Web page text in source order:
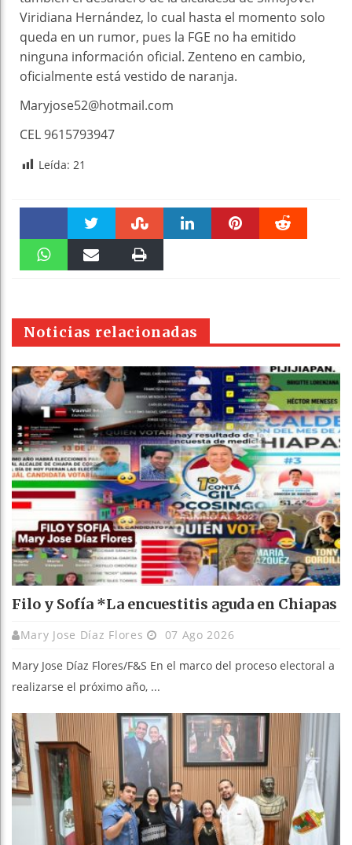
Viridiana Hernández, lo cual hasta el momento solo
queda en un rumor, pues la FGE no ha emitido
ninguna información oficial. Zenteno en cambio,
oficialmente está vestido de naranja.
Maryjose52@hotmail.com
CEL 9615793947
Leída: 21
Faceboo Twitter Stumble
pt
Noticias relacionadas
Filo y Sofía *La encuestitis aguda en Chiapas
Mary Jose Díaz Flores 07 Ago 2026
Mary Jose Díaz Flores/F&S En el marco del proceso electoral a
realizarse el próximo año, ...